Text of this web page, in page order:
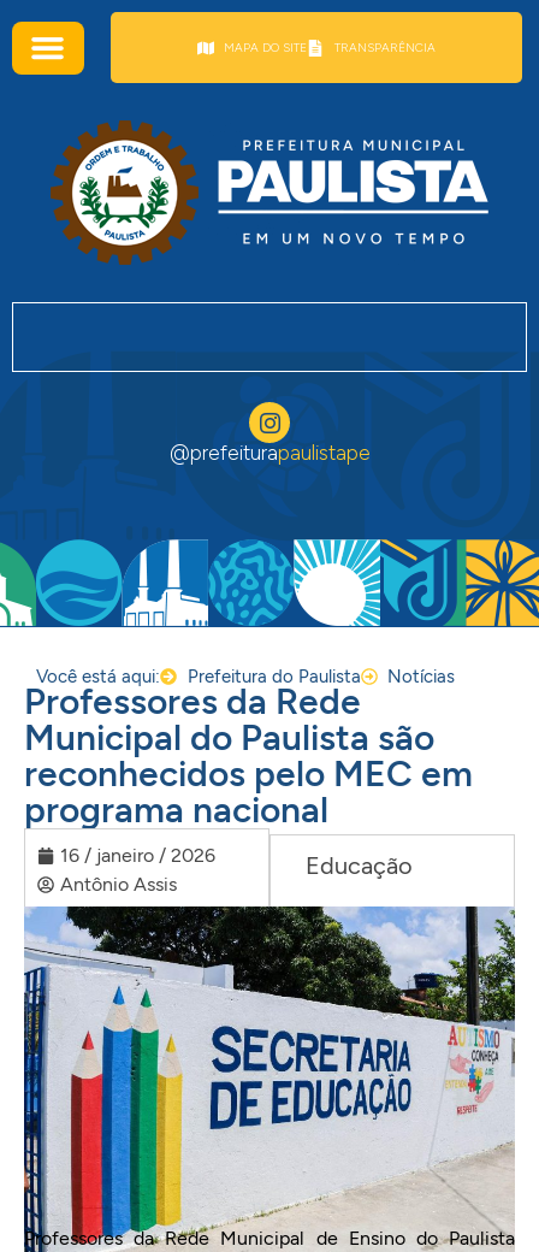
MAPA DO SITE TRANSPARÊNCIA
@prefeiturapaulistape
Você está aqui: Prefeitura do Paulista Notícias
Professores da Rede
Municipal do Paulista são
reconhecidos pelo MEC em
programa nacional
16 / janeiro / 2026
Antônio Assis
Educação
Professores da Rede Municipal de Ensino do Paulista